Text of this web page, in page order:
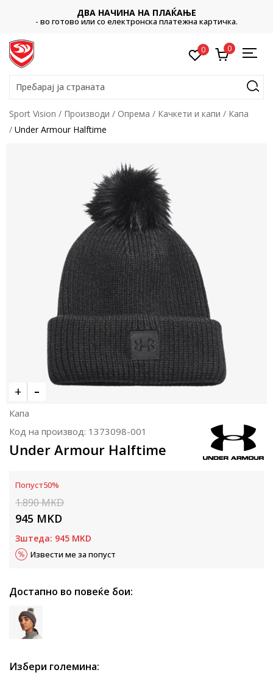
ДВА НАЧИНА НА ПЛАЌАЊЕ
- во готово или со електронска платежна картичка.
0 0
Пребарај ја страната
Sport Vision Производи Опрема Качкети и капи
Капа
Under Armour Halftime
Капа
Код на производ: 1373098-001
Under Armour Halftime
Попуст50%
1.890MKD
945 MKD
Зштеда: 945 MKD
Извести ме за попуст
Достапно во повеќе бои:
Избери големина: